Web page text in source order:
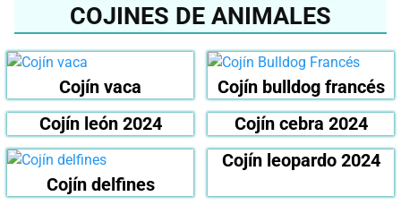
COJINES DE ANIMALES
Cojín vaca
Cojín bulldog francés
Cojín león 2024
Cojín cebra 2024
Cojín delfines
Cojín leopardo 2024